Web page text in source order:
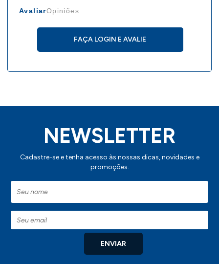
AvaliarOpiniões
FAÇA LOGIN E AVALIE
NEWSLETTER
Cadastre-se e tenha acesso às nossas dicas, novidades e
promoções.
ENVIAR